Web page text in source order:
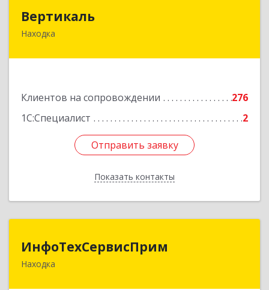
Вертикаль
Находка
Клиентов на сопровождении
276
1С:Специалист
2
Отправить заявку
Показать контакты
Отправить заявку
Назад
ИнфоТехСервисПрим
Находка